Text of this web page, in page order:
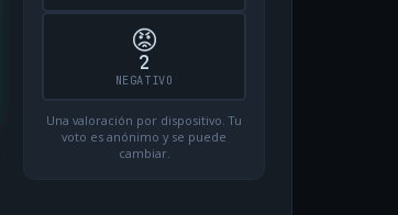
😡
2
NEGATIVO
Una valoración por dispositivo. Tu
voto es anónimo y se puede
cambiar.